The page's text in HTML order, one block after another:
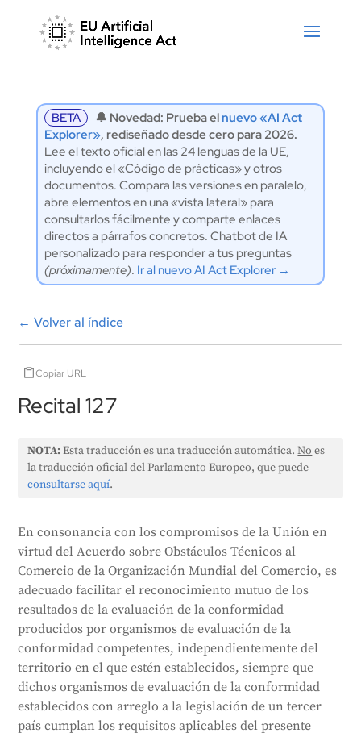
BETA 🔔 Novedad: Prueba elnuevo «AI Act
Explorer», rediseñado desde cero para 2026.
Lee el texto oficial en las 24 lenguas de la UE,
incluyendo el «Código de prácticas» y otros
documentos. Compara las versiones en paralelo,
abre elementos en una «vista lateral» para
consultarlos fácilmente y comparte enlaces
directos a párrafos concretos. Chatbot de IA
personalizado para responder a tus preguntas
(próximamente). Ir al nuevo AI Act Explorer →
←Volver al índice
Copiar URL
Recital 127
NOTA:Esta traducción es una traducción automática.No es
la traducción oficial del Parlamento Europeo, que puede
consultarse aquí.
En consonancia con los compromisos de la Unión en
virtud del Acuerdo sobre Obstáculos Técnicos al
Comercio de la Organización Mundial del Comercio, es
adecuado facilitar el reconocimiento mutuo de los
resultados de la evaluación de la conformidad
producidos por organismos de evaluación de la
conformidad competentes, independientemente del
territorio en el que estén establecidos, siempre que
dichos organismos de evaluación de la conformidad
establecidos con arreglo a la legislación de un tercer
país cumplan los requisitos aplicables del presente